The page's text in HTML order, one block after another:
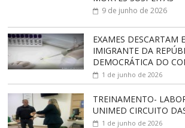
9 de junho de 2026
EXAMES DESCARTAM
IMIGRANTE DA
DEMOCRÁTICA DO
1 de junho de 2026
TREINAMENTO-
UNIMED CIRCUITO
1 de junho de 2026